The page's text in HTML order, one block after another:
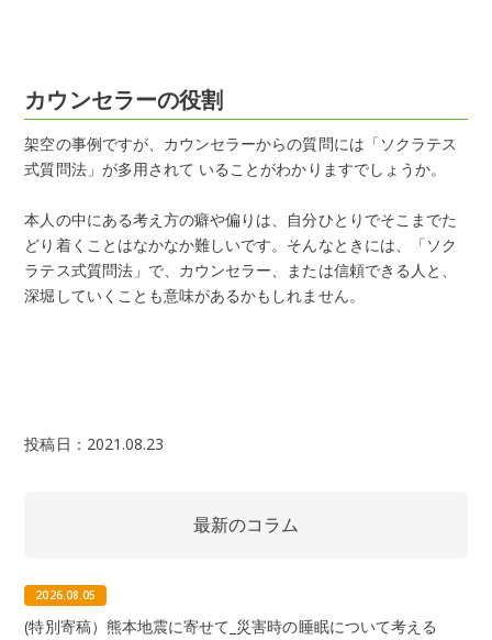
カウンセラーの役割
架空の事例ですが、カウンセラーからの質問には「ソクラテス
式質問法」が多用されて いることがわかりますでしょうか。
本人の中にある考え方の癖や偏りは、自分ひとりでそこまでた
どり着くことはなかなか難しいです。そんなときには、「ソク
ラテス式質問法」で、カウンセラー、または信頼できる人と、
深堀していくことも意味があるかもしれません。
投稿日：2021.08.23
最新のコラム
2026.08.05
(特別寄稿）熊本地震に寄せて_災害時の睡眠について考える